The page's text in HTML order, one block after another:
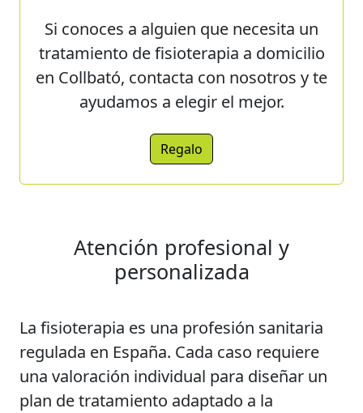
Si conoces a alguien que necesita un
tratamiento de fisioterapia a domicilio
en Collbató, contacta con nosotros y te
ayudamos a elegir el mejor.
Regalo
Atención profesional y
personalizada
La fisioterapia es una profesión sanitaria
regulada en España. Cada caso requiere
una valoración individual para diseñar un
plan de tratamiento adaptado a la